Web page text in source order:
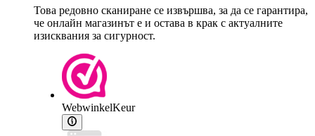
Това редовно сканиране се извършва, за да се гарантира,
че онлайн магазинът е и остава в крак с актуалните
изисквания за сигурност.
WebwinkelKeur